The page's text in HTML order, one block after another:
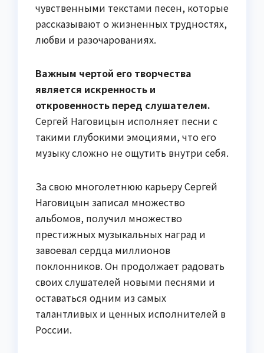
чувственными текстами песен, которые
рассказывают о жизненных трудностях,
любви и разочарованиях.
Важным чертой его творчества
является искренность и
откровенность перед слушателем.
Сергей Наговицын исполняет песни с
такими глубокими эмоциями, что его
музыку сложно не ощутить внутри себя.
За свою многолетнюю карьеру Сергей
Наговицын записал множество
альбомов, получил множество
престижных музыкальных наград и
завоевал сердца миллионов
поклонников. Он продолжает радовать
своих слушателей новыми песнями и
оставаться одним из самых
талантливых и ценных исполнителей в
России.